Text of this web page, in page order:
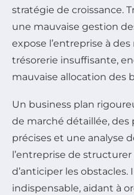
stratégie de croissance.
une mauvaise gestion
expose l’entreprise à
trésorerie insuffisante,
mauvaise allocation des
Un business plan
de marché détaillée, des
précises et une analyse
l’entreprise de
d’anticiper les
indispensable, aidant à